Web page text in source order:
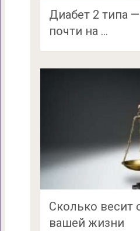
Диабет 2 типа
почти на …
Сколько весит
вашей жизни